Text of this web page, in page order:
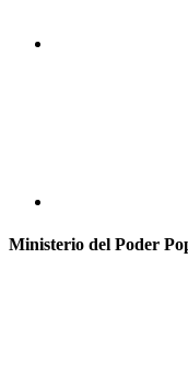
Ministerio del Poder